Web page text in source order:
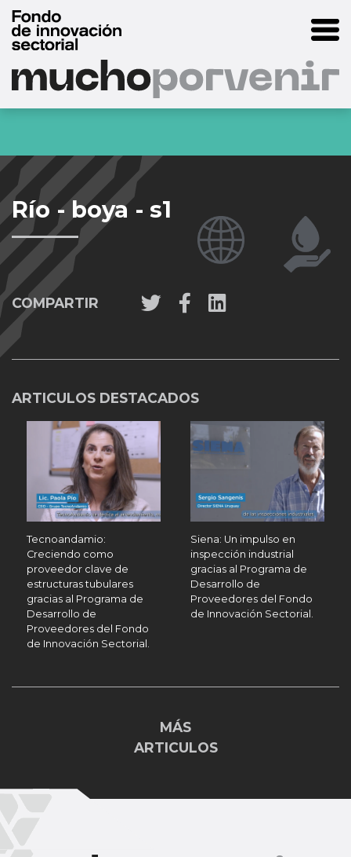
Río - boya - s1
COMPARTIR
ARTICULOS DESTACADOS
Tecnoandamio:
Creciendo como
proveedor clave de
estructuras tubulares
gracias al Programa de
Desarrollo de
Proveedores del Fondo
de Innovación Sectorial.
Siena: Un impulso en
inspección industrial
gracias al Programa de
Desarrollo de
Proveedores del Fondo
de Innovación Sectorial.
MÁS
ARTICULOS